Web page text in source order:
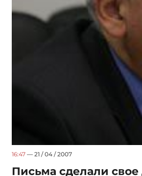
16:47 — 21 / 04 / 2007
Письма сделали